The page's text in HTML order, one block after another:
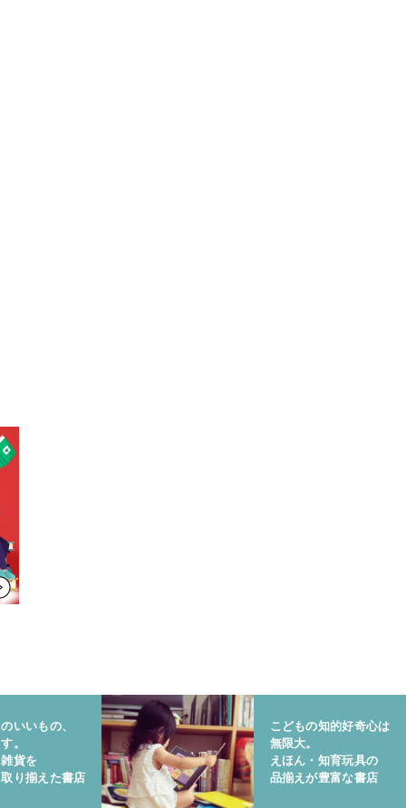
いいもの、
。
貨を
り揃えた書店
こどもの知的好奇心は
無限大。
えほん・知育玩具の
品揃えが豊富な書店